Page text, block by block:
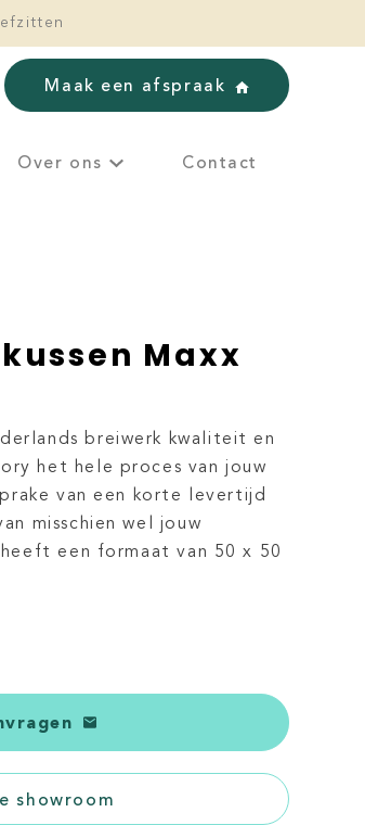
Maak een afspraak
Over ons Contact
Maxx
breiwerk kwaliteit en
het hele proces van jouw
van een korte levertijd
misschien wel jouw
een formaat van 50 x 50
showroom